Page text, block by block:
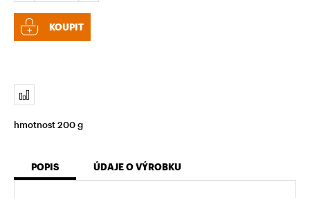
KOUPIT
hmotnost 200 g
POPIS ÚDAJE O VÝROBKU